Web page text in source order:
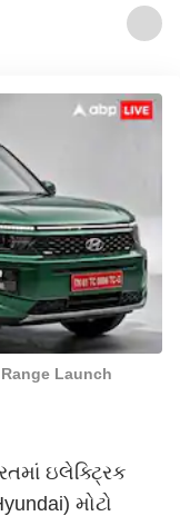
Launch
ઇલેક્ટ્રિક
મોટો